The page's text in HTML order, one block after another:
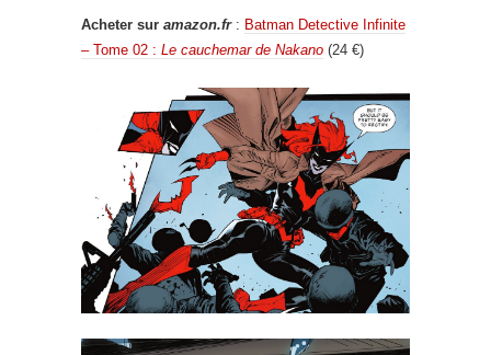
Acheter sur amazon.fr: Batman Detective Infinite
– Tome 02 : Le cauchemar de Nakano (24 €)